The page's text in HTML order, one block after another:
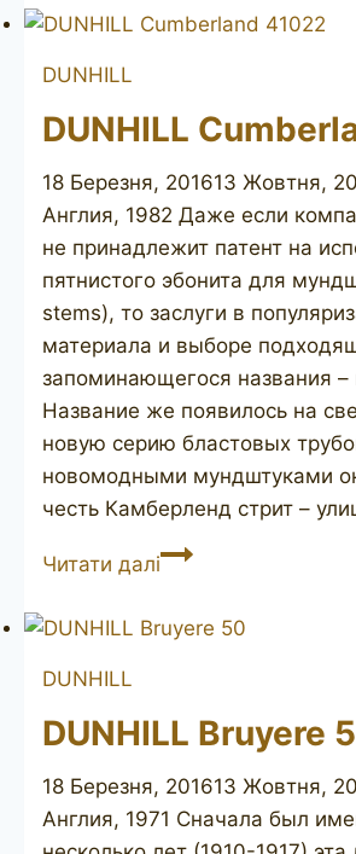
60
DUNHILL
DUNHILL
18 Березня, 201613 Жовтня,
Англия, 1982 Даже если
не принадлежит патент на
пятнистого эбонита для
stems), то заслуги в
материала и выборе
запоминающегося названия
Название же появилось на
новую серию бластовых
новомодными мундштуками
честь Камберленд стрит –
Читати даліDUNHILL
41022
DUNHILL
DUNHILL Bruyere
18 Березня, 201613 Жовтня,
Англия, 1971 Сначала был